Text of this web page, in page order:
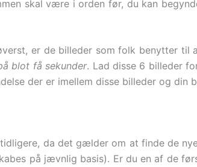
skal være i orden før, du kan
er de billeder som folk benytter til
blot få sekunder. Lad disse 6 billeder
der er imellem disse billeder og din
da det gælder om at finde de
på jævnlig basis). Er du en af de